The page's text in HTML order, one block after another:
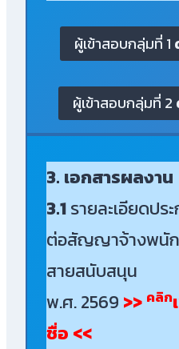
ผู้เข้าสอบกลุ่มที่ 1
ผู้เข้าสอบกลุ่มที่ 2
3. เอกสารผลงาน
3.1รายละเอียดป
ต่อสัญญาจ้างพนัก
สายสนับสนุน
พ.ศ. 2569 >> คลิก
ชื่อ <<